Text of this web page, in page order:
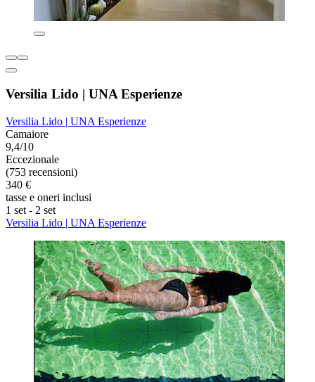
Versilia Lido | UNA Esperienze
Versilia Lido | UNA Esperienze
Camaiore
9,4/10
Eccezionale
(753 recensioni)
340 €
tasse e oneri inclusi
1 set - 2 set
Versilia Lido | UNA Esperienze